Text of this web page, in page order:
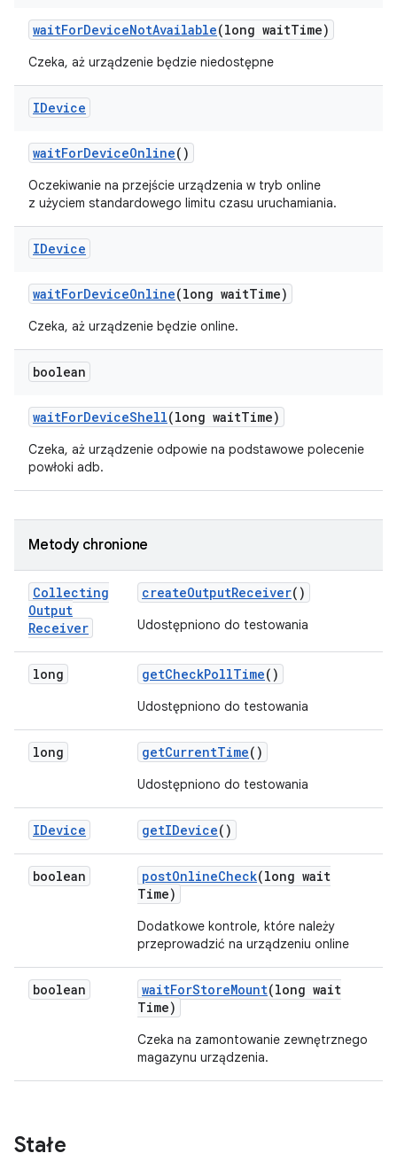
waitForDeviceNotAvailable(long waitTime)
Czeka, aż urządzenie będzie niedostępne
IDevice
waitForDeviceOnline()
Oczekiwanie na przejście urządzenia w tryb online
z użyciem standardowego limitu czasu uruchamiania.
IDevice
waitForDeviceOnline(long waitTime)
Czeka, aż urządzenie będzie online.
boolean
waitForDeviceShell(long waitTime)
Czeka, aż urządzenie odpowie na podstawowe polecenie
powłoki adb.
Metody chronione
Collecting
Output
Receiver
createOutputReceiver()
Udostępniono do testowania
long getCheckPollTime()
Udostępniono do testowania
long getCurrentTime()
Udostępniono do testowania
IDevice getIDevice()
boolean postOnlineCheck(long wait
Time)
Dodatkowe kontrole, które należy
przeprowadzić na urządzeniu online
boolean waitForStoreMount(long wait
Time)
Czeka na zamontowanie zewnętrznego
magazynu urządzenia.
Stałe